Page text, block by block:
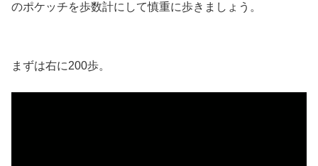
のポケッチを歩数計にして慎重に歩きましょう。
まずは右に200歩。